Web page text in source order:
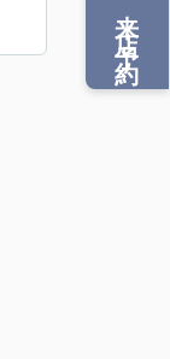
来店予約